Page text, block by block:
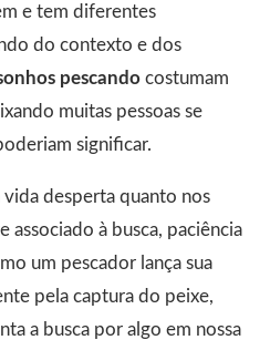
e tem diferentes
do contexto e dos
pescando costumam
muitas pessoas se
significar.
desperta quanto nos
associado à busca, paciência
um pescador lança sua
pela captura do peixe,
a busca por algo em nossa